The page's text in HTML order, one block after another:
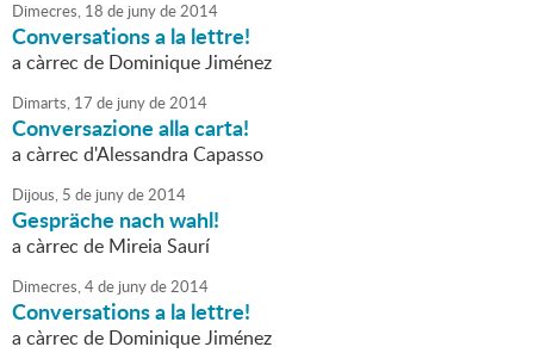
Dimecres, 18 de junyde2014
Conversations a la lettre!
a càrrec de Dominique Jiménez
Dimarts, 17 de junyde2014
Conversazione alla carta!
a càrrec d'Alessandra Capasso
Dijous, 5 de junyde2014
Gespräche nach wahl!
a càrrec de Mireia Saurí
Dimecres,4de junyde2014
Conversations a la lettre!
a càrrec de Dominique Jiménez